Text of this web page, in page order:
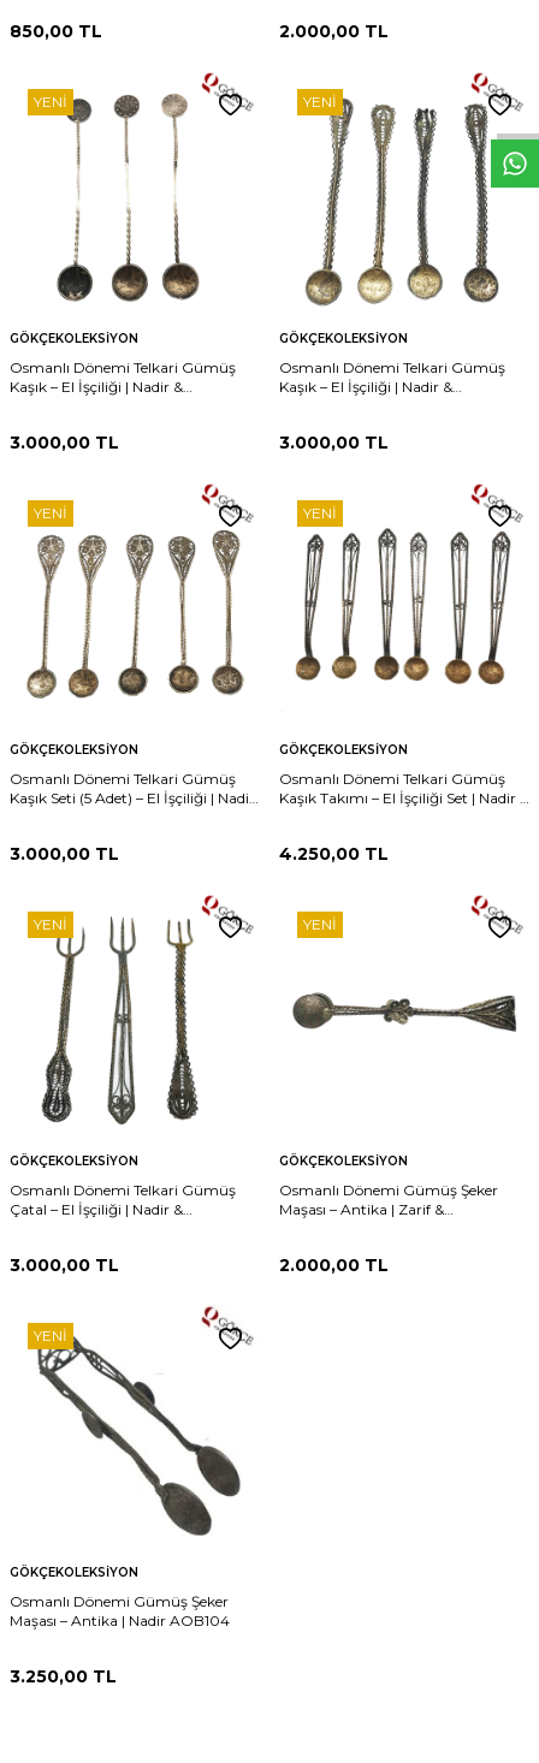
W
h
t
s
p
p
D
e
s
e
H
a
t
t
850,00 TL 2.000,00 TL
YENI
GÖKÇEKOLEKSIYON
Osmanlı Dönemi Telkari Gümüş
Kaşık – El İşçiliği | Nadir &
3.000,00 TL
YENI
GÖKÇEKOLEKSIYON
Osmanlı Dönemi Telkari Gümüş
Kaşık – El İşçiliği | Nadir &
3.000,00 TL
YENI
GÖKÇEKOLEKSIYON
Osmanlı Dönemi Telkari Gümüş
Kaşık Seti (5 Adet) – El İşçiliği | Nadir
3.000,00 TL
YENI
GÖKÇEKOLEKSIYON
Osmanlı Dönemi Telkari Gümüş
Kaşık Takımı – El İşçiliği Set | Nadir &
4.250,00 TL
YENI
GÖKÇEKOLEKSIYON
Osmanlı Dönemi Telkari Gümüş
Çatal – El İşçiliği | Nadir &
3.000,00 TL
YENI
GÖKÇEKOLEKSIYON
Osmanlı Dönemi Gümüş Şeker
Maşası – Antika | Zarif &
2.000,00 TL
YENI
GÖKÇEKOLEKSIYON
Osmanlı Dönemi Gümüş Şeker
Maşası – Antika | Nadir AOB104
3.250,00 TL